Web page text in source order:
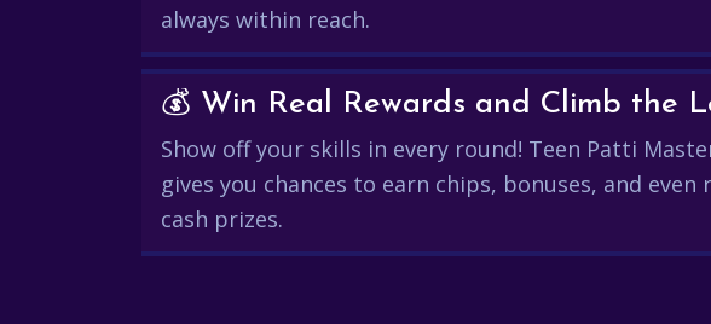
always within reach.
Show off your skills in every round! Teen Patti
gives you chances to earn chips, bonuses, and even
cash prizes.